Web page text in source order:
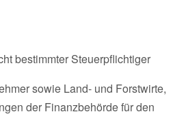
bestimmter Steuerpflichtiger
sowie Land- und Forstwirte,
der Finanzbehörde für den